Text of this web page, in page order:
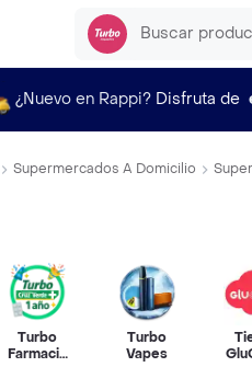
¿Nuevo en Rappi? Disfruta de
Supermercados A Domicilio
Turbo
Farmacia
Turbo
Vapes